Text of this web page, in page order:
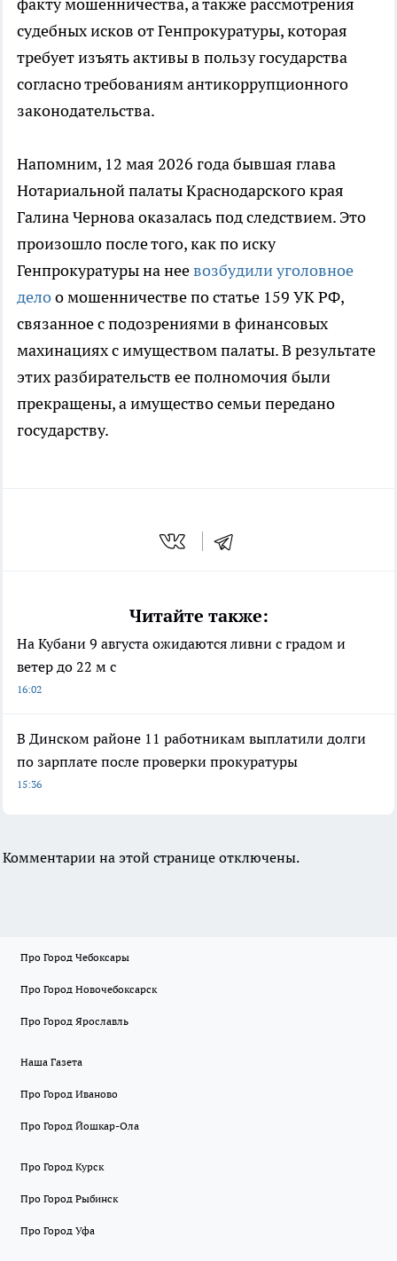
факту мошенничества, а также рассмотрения
судебных исков от Генпрокуратуры, которая
требует изъять активы в пользу государства
согласно требованиям антикоррупционного
законодательства.
Напомним, 12 мая 2026 года бывшая глава
Нотариальной палаты Краснодарского края
Галина Чернова оказалась под следствием. Это
произошло после того, как по иску
Генпрокуратуры на неевозбудили уголовное
делоо мошенничестве по статье 159 УК РФ,
связанное с подозрениями в финансовых
махинациях с имуществом палаты. В результате
этих разбирательств ее полномочия были
прекращены, а имущество семьи передано
государству.
Читайте также:
На Кубани 9 августа ожидаются ливни с градом и
ветер до 22 м с
16:02
В Динском районе 11 работникам выплатили долги
по зарплате после проверки прокуратуры
15:36
Комментарии на этой странице отключены.
Про Город Чебоксары
Про Город Новочебоксарск
Про Город Ярославль
Наша Газета
Про Город Иваново
Про Город Йошкар-Ола
Про Город Курск
Про Город Рыбинск
Про Город Уфа